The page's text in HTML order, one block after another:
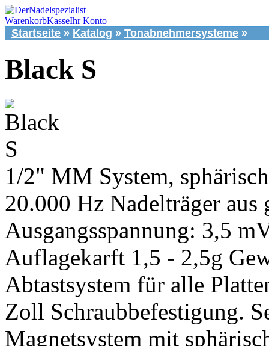
WarenkorbKasseIhr Konto
Startseite » Katalog » Tonabnehmersysteme »
Black S
1/2" MM System,
20.000 Hz Nadelträger
Ausgangsspannung: 3,5
Auflagekarft 1,5 - 2,5g
Abtastsystem für alle
Zoll Schraubbefestigung.
Magnetsystem mit